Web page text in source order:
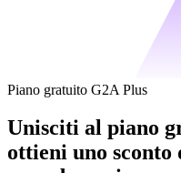
Piano gratuito G2A Plus
Unisciti al piano
ottieni uno